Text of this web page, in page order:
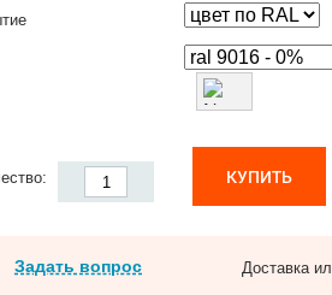
КУПИТЬ
Задать вопрос Доставка